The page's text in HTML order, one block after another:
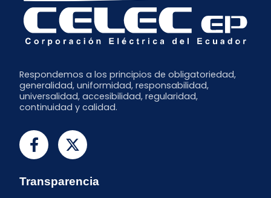
Respondemos a los principios de obligatoriedad,
generalidad, uniformidad, responsabilidad,
universalidad, accesibilidad, regularidad,
continuidad y calidad.
Transparencia